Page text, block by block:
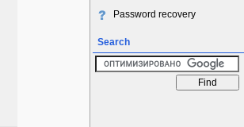
Password recovery
Search